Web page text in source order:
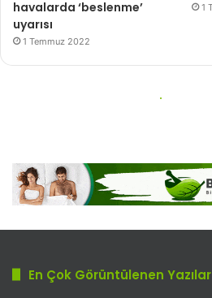
En Çok Görüntülenen Yazılar